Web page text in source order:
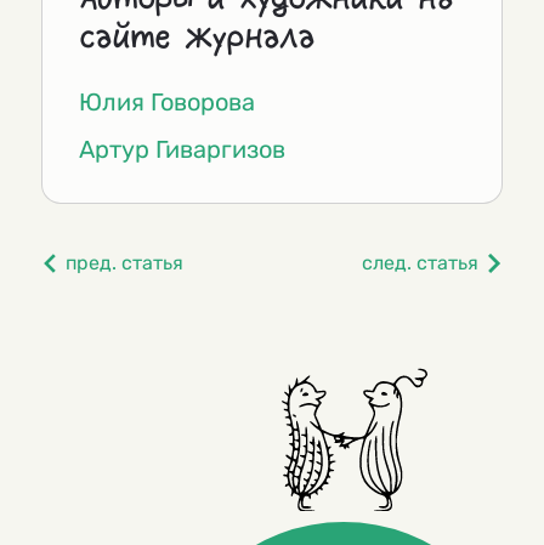
сайте журнала
Юлия Говорова
Артур Гиваргизов
пред. статья след. статья